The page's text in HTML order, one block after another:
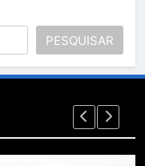
PESQUISAR